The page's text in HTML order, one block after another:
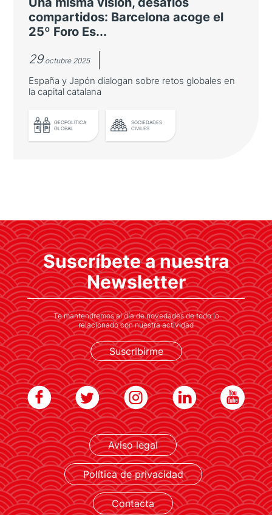
LEER MÁS
compartidos: Barcelona acoge el
25º Foro Es...
29octubre 2025
España y Japón dialogan sobre retos globales en
la capital catalana
GEOPOLÍTICA
GLOBAL
SOCIEDADES
CIVILES
25º Foro España Japón
España y Japón dialogan sobre retos globales
en la capital catalana
LEER MÁS
Suscríbete a nuestra
Newsletter
Te mantendremos al día de novedades de todo lo
relacionado con nuestra actividad
Suscribirme
Aviso legal
Política de privacidad
Contacta